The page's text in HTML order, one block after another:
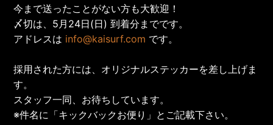
今まで送ったことがない方も大歓迎！
〆切は、5月24日(日) 到着分までです。
アドレスは info@kaisurf.com です。
採用された方には、オリジナルステッカーを差し上げま
す。
スタッフ一同、お待ちしています。
※件名に「キックバックお便り」とご記載下さい。